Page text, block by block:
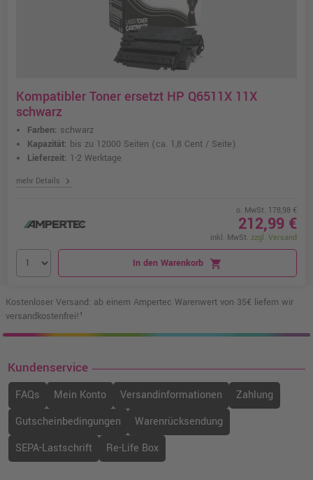
Kompatibler Toner ersetzt HP Q6511X 11X
schwarz
Farben: schwarz
Kapazität: bis zu 12000 Seiten (ca. 1,8 Cent / Seite)
Lieferzeit: 1-2 Werktage
mehr Details chevron_right
o. MwSt. 178,98 €
212,99 €
inkl. MwSt. zzgl. Versand
In den Warenkorb shopping_cart
Kostenloser Versand: ab einem Ampertec Warenwert von 35€ liefern wir
versandkostenfrei!¹
Kundenservice
FAQs Mein Konto Versandinformationen
Zahlung
Gutscheinbedingungen
Warenrücksendung
SEPA-Lastschrift
Re-Life Box